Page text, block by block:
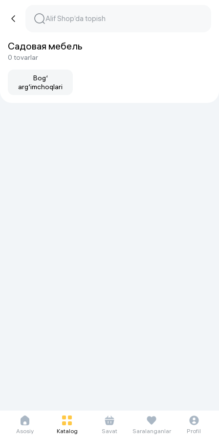
Садовая мебель
0 tovarlar
Bog‘
arg‘imchoqlari
Asosiy Katalog Savat Saralanganlar Profil